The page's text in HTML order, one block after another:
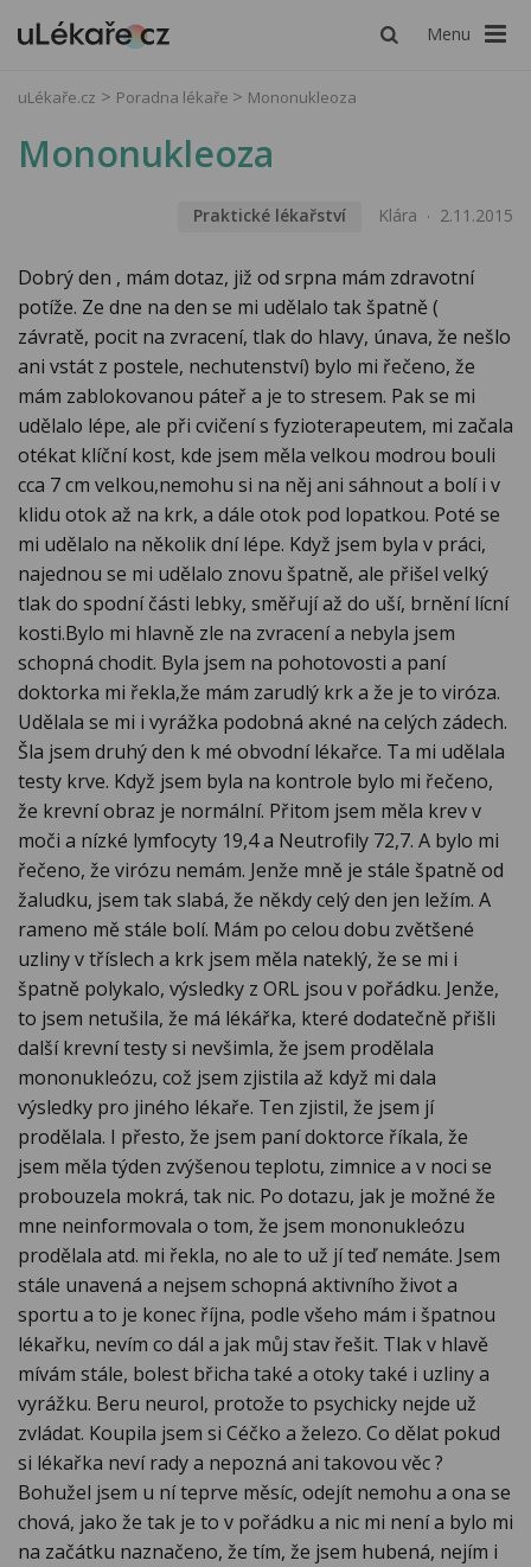
Menu
uLékaře.cz Poradna lékaře Mononukleoza
Mononukleoza
Praktické lékařství Klára 2.11.2015
Dobrý den , mám dotaz, již od srpna mám zdravotní
potíže. Ze dne na den se mi udělalo tak špatně (
závratě, pocit na zvracení, tlak do hlavy, únava, že nešlo
ani vstát z postele, nechutenství) bylo mi řečeno, že
mám zablokovanou páteř a je to stresem. Pak se mi
udělalo lépe, ale při cvičení s fyzioterapeutem, mi začala
otékat klíční kost, kde jsem měla velkou modrou bouli
cca 7 cm velkou,nemohu si na něj ani sáhnout a bolí i v
klidu otok až na krk, a dále otok pod lopatkou. Poté se
mi udělalo na několik dní lépe. Když jsem byla v práci,
najednou se mi udělalo znovu špatně, ale přišel velký
tlak do spodní části lebky, směřují až do uší, brnění lícní
kosti.Bylo mi hlavně zle na zvracení a nebyla jsem
schopná chodit. Byla jsem na pohotovosti a paní
doktorka mi řekla,že mám zarudlý krk a že je to viróza.
Udělala se mi i vyrážka podobná akné na celých zádech.
Šla jsem druhý den k mé obvodní lékařce. Ta mi udělala
testy krve. Když jsem byla na kontrole bylo mi řečeno,
že krevní obraz je normální. Přitom jsem měla krev v
moči a nízké lymfocyty 19,4 a Neutrofily 72,7. A bylo mi
řečeno, že virózu nemám. Jenže mně je stále špatně od
žaludku, jsem tak slabá, že někdy celý den jen ležím. A
rameno mě stále bolí. Mám po celou dobu zvětšené
uzliny v tříslech a krk jsem měla nateklý, že se mi i
špatně polykalo, výsledky z ORL jsou v pořádku. Jenže,
to jsem netušila, že má lékářka, které dodatečně přišli
další krevní testy si nevšimla, že jsem prodělala
mononukleózu, což jsem zjistila až když mi dala
výsledky pro jiného lékaře. Ten zjistil, že jsem jí
prodělala. I přesto, že jsem paní doktorce říkala, že
jsem měla týden zvýšenou teplotu, zimnice a v noci se
probouzela mokrá, tak nic. Po dotazu, jak je možné že
mne neinformovala o tom, že jsem mononukleózu
prodělala atd. mi řekla, no ale to už jí teď nemáte. Jsem
stále unavená a nejsem schopná aktivního život a
sportu a to je konec října, podle všeho mám i špatnou
lékařku, nevím co dál a jak můj stav řešit. Tlak v hlavě
mívám stále, bolest břicha také a otoky také i uzliny a
vyrážku. Beru neurol, protože to psychicky nejde už
zvládat. Koupila jsem si Céčko a železo. Co dělat pokud
si lékařka neví rady a nepozná ani takovou věc ?
Bohužel jsem u ní teprve měsíc, odejít nemohu a ona se
chová, jako že tak je to v pořádku a nic mi není a bylo mi
na začátku naznačeno, že tím, že jsem hubená, nejím i